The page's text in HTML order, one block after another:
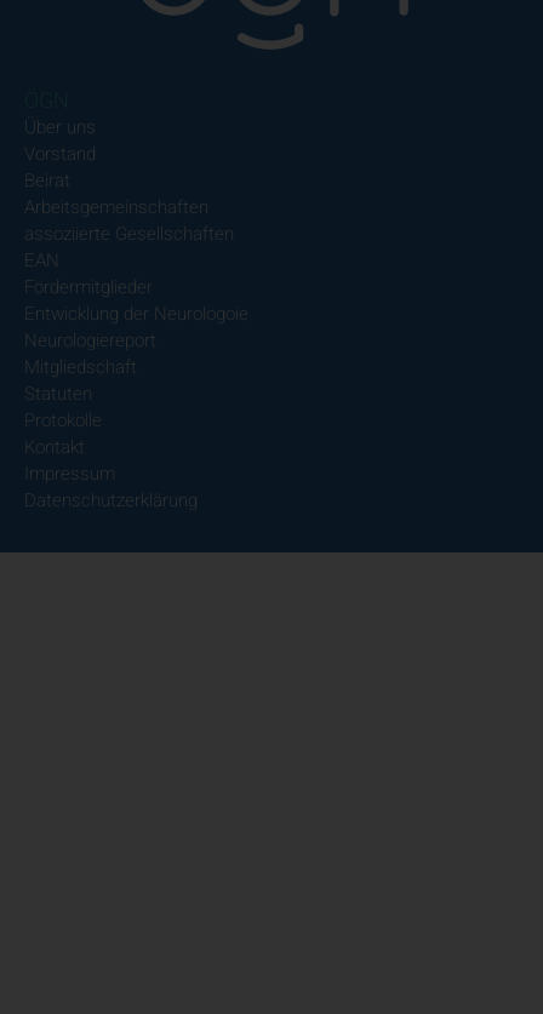
Über uns
Vorstand
Beirat
Arbeitsgemeinschaften
assoziierte Gesellschaften
EAN
Fördermitglieder
Entwicklung der Neurologoie
Neurologiereport
Mitgliedschaft
Statuten
Protokolle
Kontakt
Impressum
Datenschutzerklärung